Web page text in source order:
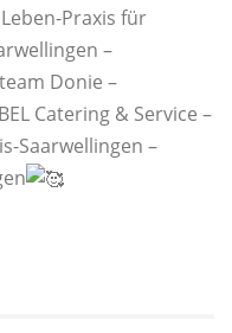
Praxis für
–
Donie –
Catering & Service –
Saarwellingen –